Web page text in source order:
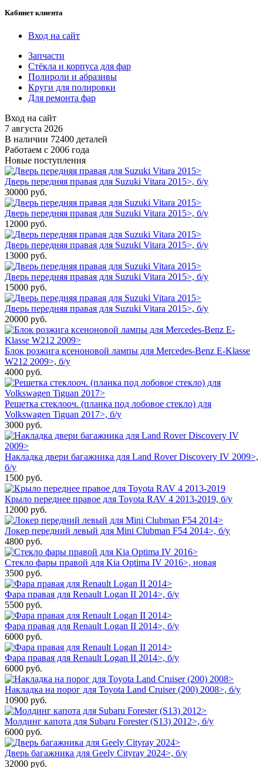
Кабинет клиента
Вход на сайт
Запчасти
Стёкла и корпуса для фар
Полироли и абразивы
Круги для полировки
Для ремонта фар
Вход на сайт
7 августа 2026
В наличии 72400 деталей
Работаем с 2006 года
Новые поступления
Дверь передняя правая для Suzuki Vitara 2015>, б/у
30000 руб.
Дверь передняя правая для Suzuki Vitara 2015>, б/у
12000 руб.
Дверь передняя правая для Suzuki Vitara 2015>, б/у
13000 руб.
Дверь передняя правая для Suzuki Vitara 2015>, б/у
15000 руб.
Дверь передняя правая для Suzuki Vitara 2015>, б/у
20000 руб.
Блок розжига ксеноновой лампы для Mercedes-Benz E-Klasse
W212 2009>, б/у
4000 руб.
Решетка стеклооч. (планка под лобовое стекло) для
Volkswagen Tiguan 2017>, б/у
3000 руб.
Накладка двери багажника для Land Rover Discovery IV 2009>,
б/у
1500 руб.
Крыло переднее правое для Toyota RAV 4 2013-2019, б/у
12000 руб.
Локер передний левый для Mini Clubman F54 2014>, б/у
4800 руб.
Стекло фары правой для Kia Optima IV 2016>, новая
3500 руб.
Фара правая для Renault Logan II 2014>, б/у
5500 руб.
Фара правая для Renault Logan II 2014>, б/у
6000 руб.
Фара правая для Renault Logan II 2014>, б/у
6000 руб.
Накладка на порог для Toyota Land Cruiser (200) 2008>, б/у
10900 руб.
Молдинг капота для Subaru Forester (S13) 2012>, б/у
6000 руб.
Дверь багажника для Geely Cityray 2024>, б/у
32000 руб.